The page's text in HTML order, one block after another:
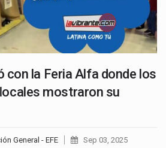
con la Feria Alfa donde los
mostraron su
General - EFE Sep 03, 2025